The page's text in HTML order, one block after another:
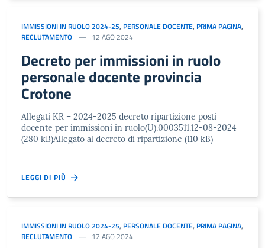
IMMISSIONI IN RUOLO 2024-25, PERSONALE DOCENTE, PRIMA PAGINA,
RECLUTAMENTO
12 AGO 2024
Decreto per immissioni in ruolo
personale docente provincia
Crotone
Allegati KR – 2024-2025 decreto ripartizione posti
docente per immissioni in ruolo(U).0003511.12-08-2024
(280 kB)Allegato al decreto di ripartizione (110 kB)
LEGGI DI PIÙ
IMMISSIONI IN RUOLO 2024-25, PERSONALE DOCENTE, PRIMA PAGINA,
RECLUTAMENTO
12 AGO 2024